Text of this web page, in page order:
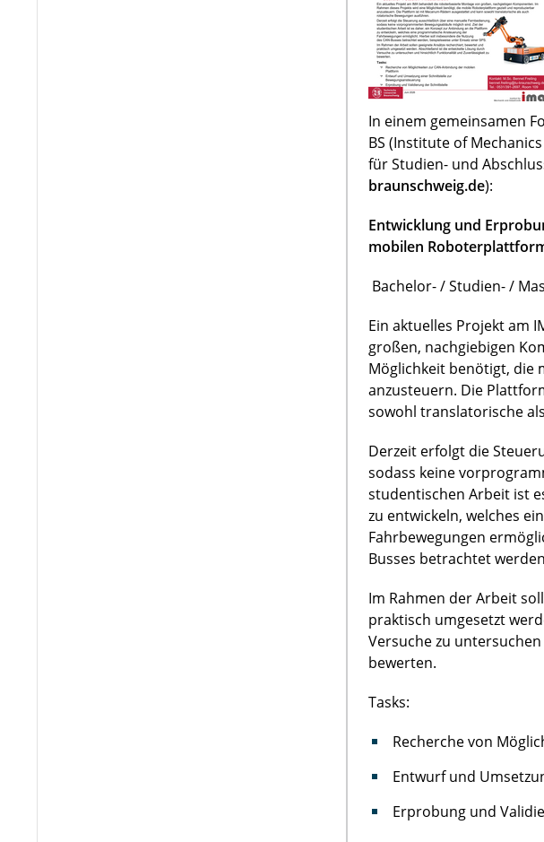
In einem gemeinsamen
BS (Institute of
für Studien- und
braunschweig.de):
Entwicklung und
mobilen
Bachelor- / Studien- /
Ein aktuelles Projekt am
großen, nachgiebigen
Möglichkeit benötigt, die
anzusteuern. Die
sowohl translatorische
Derzeit erfolgt die
sodass keine
studentischen Arbeit ist
zu entwickeln, welches
Fahrbewegungen
Busses betrachtet
Im Rahmen der Arbeit
praktisch umgesetzt
Versuche zu
bewerten.
Tasks:
Recherche von
Entwurf und
Erprobung und